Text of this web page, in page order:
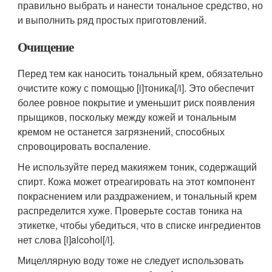
правильно выбрать и нанести тональное средство, но
и выполнить ряд простых приготовлений.
Очищение
Перед тем как наносить тональный крем, обязательно
очистите кожу с помощью [i]тоника[/i]. Это обеспечит
более ровное покрытие и уменьшит риск появления
прыщиков, поскольку между кожей и тональным
кремом не останется загрязнений, способных
спровоцировать воспаление.
Не используйте перед макияжем тоник, содержащий
спирт. Кожа может отреагировать на этот компонент
покраснением или раздражением, и тональный крем
распределится хуже. Проверьте состав тоника на
этикетке, чтобы убедиться, что в списке ингредиентов
нет слова [i]alcohol[/i].
Мицеллярную воду тоже не следует использовать